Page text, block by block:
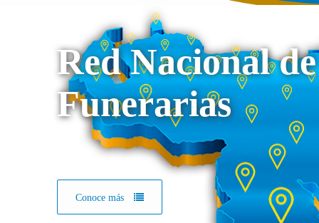
Red Nacional de
Funerarias
Conoce más